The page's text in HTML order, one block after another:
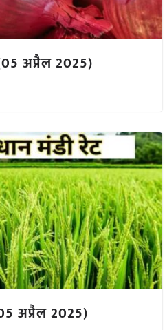
अप्रैल 2025)
अप्रैल 2025)